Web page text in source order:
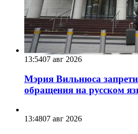
13:5407 авг 2026
Мэрия Вильнюса
обращения на русском
13:4807 авг 2026